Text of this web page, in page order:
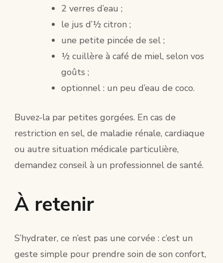
2 verres d’eau ;
le jus d’½ citron ;
une petite pincée de sel ;
½ cuillère à café de miel, selon vos
goûts ;
optionnel : un peu d’eau de coco.
Buvez-la par petites gorgées. En cas de
restriction en sel, de maladie rénale, cardiaque
ou autre situation médicale particulière,
demandez conseil à un professionnel de santé.
À retenir
S’hydrater, ce n’est pas une corvée : c’est un
geste simple pour prendre soin de son confort,